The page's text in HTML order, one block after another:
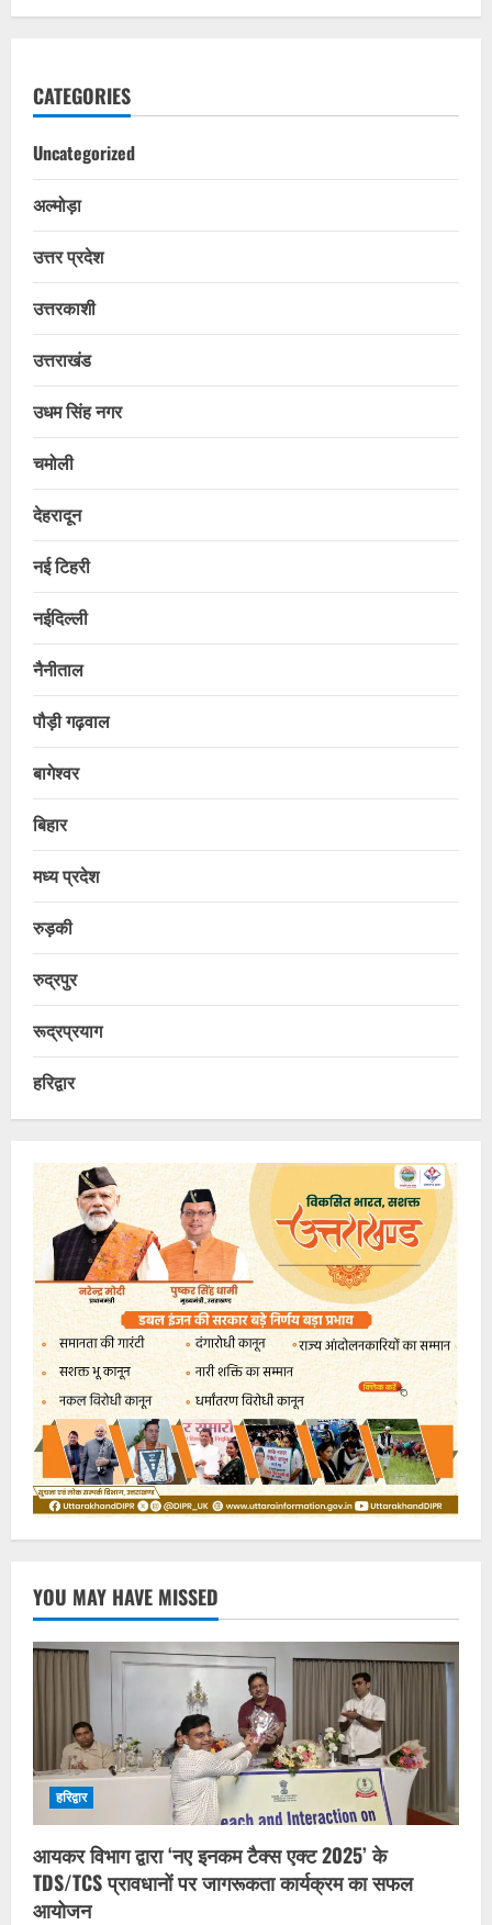
CATEGORIES
Uncategorized
अल्मोड़ा
उत्तर प्रदेश
उत्तरकाशी
उत्तराखंड
उधम सिंह नगर
चमोली
देहरादून
नई टिहरी
नईदिल्ली
नैनीताल
पौड़ी गढ़वाल
बागेश्वर
बिहार
मध्य प्रदेश
रुड़की
रुद्रपुर
रूद्रप्रयाग
हरिद्वार
YOU MAY HAVE MISSED
हरिद्वार
आयकर विभाग द्वारा ‘नए इनकम टैक्स एक्ट 2025’ के
TDS/TCS प्रावधानों पर जागरूकता कार्यक्रम का सफल
आयोजन